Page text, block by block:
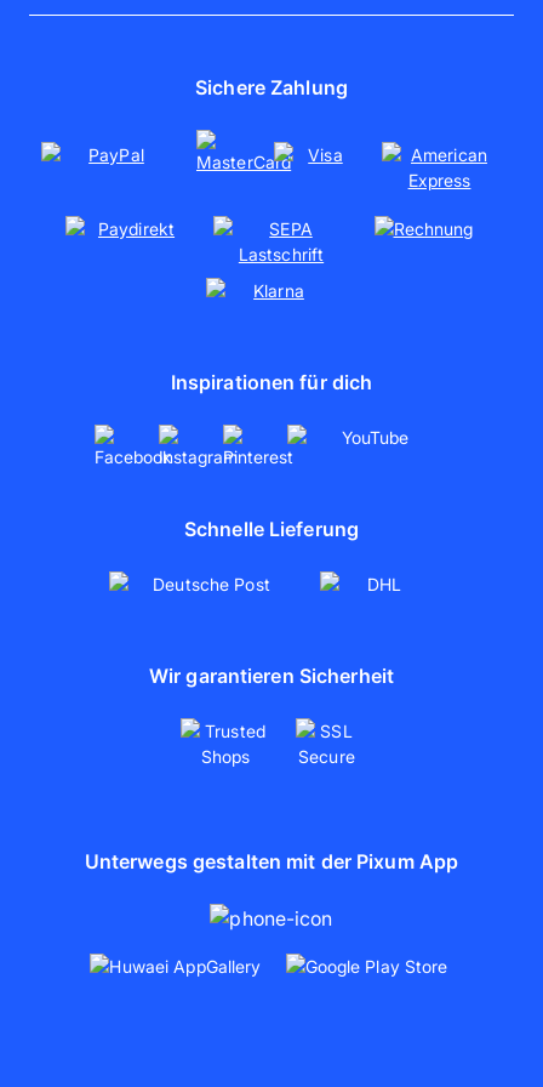
Fotos online bestellen
Über uns
Soziales Engagement
Partnerschaften
Sichere Zahlung
Inspirationen für dich
Schnelle Lieferung
Wir garantieren Sicherheit
Unterwegs gestalten mit der Pixum App